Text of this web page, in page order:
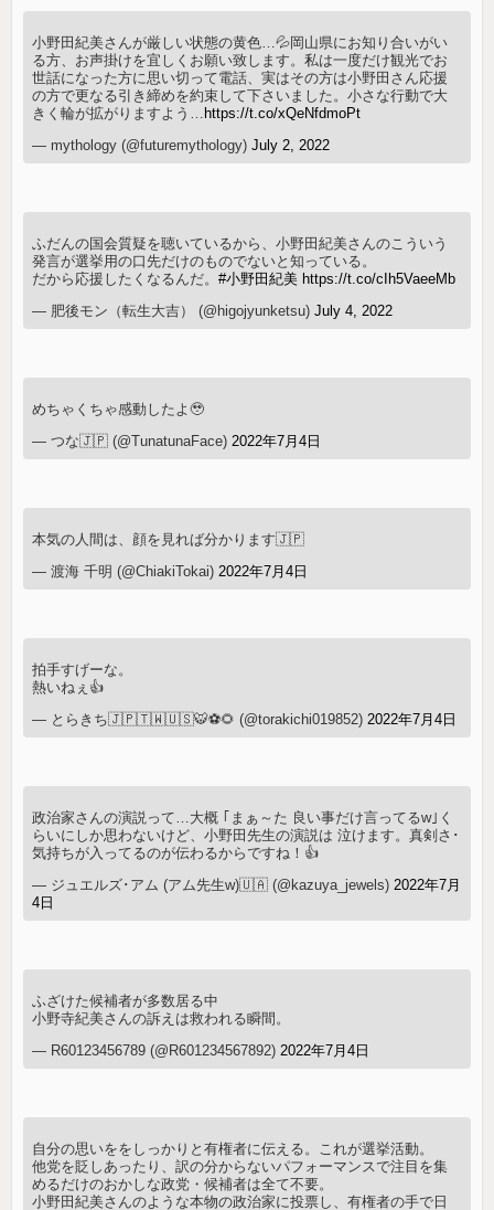
小野田紀美さんが厳しい状態の黄色…💦岡山県にお知り合いがい
る方、お声掛けを宜しくお願い致します。私は一度だけ観光でお
世話になった方に思い切って電話、実はその方は小野田さん応援
の方で更なる引き締めを約束して下さいました。小さな行動で大
きく輪が拡がりますよう… https://t.co/xQeNfdmoPt
— mythology (@futuremythology)July 2, 2022
ふだんの国会質疑を聴いているから、小野田紀美さんのこういう
発言が選挙用の口先だけのものでないと知っている。
だから応援したくなるんだ。#小野田紀美 https://t.co/cIh5VaeeMb
— 肥後モン（転生大吉） (@higojyunketsu)July 4, 2022
めちゃくちゃ感動したよ🥹
— つな🇯🇵 (@TunatunaFace) 2022年7月4日
本気の人間は、顔を見れば分かります🇯🇵
— 渡海 千明 (@ChiakiTokai) 2022年7月4日
拍手すげーな。
熱いねぇ👍
— とらきち🇯🇵🇹🇼🇺🇸🐯⚽️🌻 (@torakichi019852) 2022年7月4日
政治家さんの演説って…大概 ｢まぁ～た 良い事だけ言ってるw｣く
らいにしか思わないけど、小野田先生の演説は 泣けます。真剣さ･
気持ちが入ってるのが伝わるからですね！👍
— ジュエルズ･アム (アム先生w)🇺🇦 (@kazuya_jewels) 2022年7月
4日
ふざけた候補者が多数居る中
小野寺紀美さんの訴えは救われる瞬間。
— R60123456789 (@R601234567892) 2022年7月4日
自分の思いををしっかりと有権者に伝える。これが選挙活動。
他党を貶しあったり、訳の分からないパフォーマンスで注目を集
めるだけのおかしな政党・候補者は全て不要。
小野田紀美さんのような本物の政治家に投票し、有権者の手で日